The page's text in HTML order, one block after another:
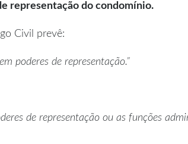
representação do condomínio.
Civil prevê:
poderes de representação.”
de representação ou as funções